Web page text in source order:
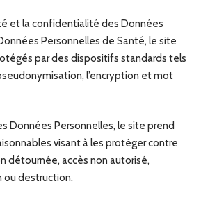
et la confidentialité des Données
Personnelles de Santé, le site
par des dispositifs standards tels
l’encryption et mot
Données Personnelles, le site prend
visant à les protéger contre
détournée, accès non autorisé,
ou destruction.